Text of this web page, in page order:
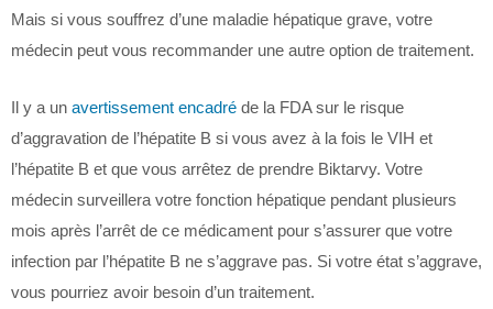
Mais si vous souffrez d’une maladie hépatique grave, votre
médecin peut vous recommander une autre option de traitement.
Il y a un avertissement encadré de la FDA sur le risque
d’aggravation de l’hépatite B si vous avez à la fois le VIH et
l’hépatite B et que vous arrêtez de prendre Biktarvy. Votre
médecin surveillera votre fonction hépatique pendant plusieurs
mois après l’arrêt de ce médicament pour s’assurer que votre
infection par l’hépatite B ne s’aggrave pas. Si votre état s’aggrave,
vous pourriez avoir besoin d’un traitement.